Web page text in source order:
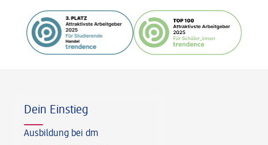
Dein Einstieg
Ausbildung bei dm